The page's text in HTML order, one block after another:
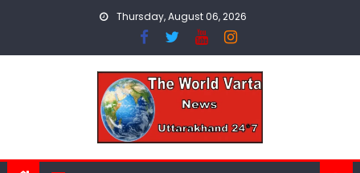
Thursday, August 06, 2026